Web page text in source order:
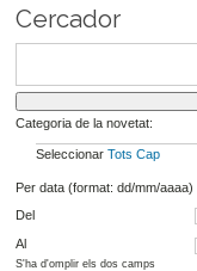
Cercador
Categoria de la novetat:
Seleccionar Tots Cap
Per data (format: dd/mm/aaaa)
Del
Al
S'ha d'omplir els dos camps